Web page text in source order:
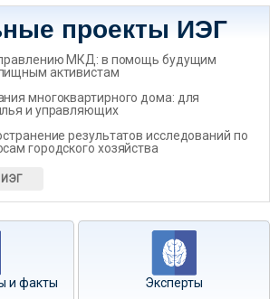
проекты ИЭГ
МКД: в помощь будущим
активистам
многоквартирного дома: для
и управляющих
результатов исследований по
городского хозяйства
ИЭГ
и факты Эксперты